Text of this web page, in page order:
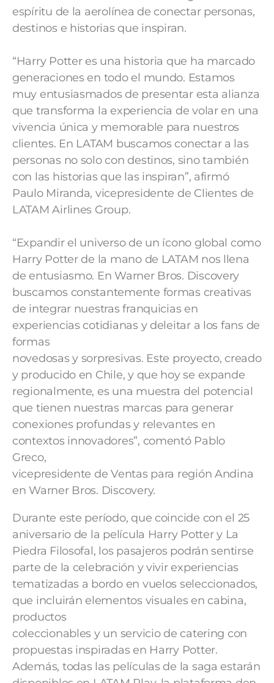
espíritu de la aerolínea de conectar personas,
destinos e historias que inspiran.
“Harry Potter es una historia que ha marcado
generaciones en todo el mundo. Estamos
muy entusiasmados de presentar esta alianza
que transforma la experiencia de volar en una
vivencia única y memorable para nuestros
clientes. En LATAM buscamos conectar a las
personas no solo con destinos, sino también
con las historias que las inspiran”, afirmó
Paulo Miranda, vicepresidente de Clientes de
LATAM Airlines Group.
“Expandir el universo de un ícono global como
Harry Potter de la mano de LATAM nos llena
de entusiasmo. En Warner Bros. Discovery
buscamos constantemente formas creativas
de integrar nuestras franquicias en
experiencias cotidianas y deleitar a los fans de
formas
novedosas y sorpresivas. Este proyecto, creado
y producido en Chile, y que hoy se expande
regionalmente, es una muestra del potencial
que tienen nuestras marcas para generar
conexiones profundas y relevantes en
contextos innovadores”, comentó Pablo
Greco,
vicepresidente de Ventas para región Andina
en Warner Bros. Discovery.
Durante este período, que coincide con el 25
aniversario de la película Harry Potter y La
Piedra Filosofal, los pasajeros podrán sentirse
parte de la celebración y vivir experiencias
tematizadas a bordo en vuelos seleccionados,
que incluirán elementos visuales en cabina,
productos
coleccionables y un servicio de catering con
propuestas inspiradas en Harry Potter.
Además, todas las películas de la saga estarán